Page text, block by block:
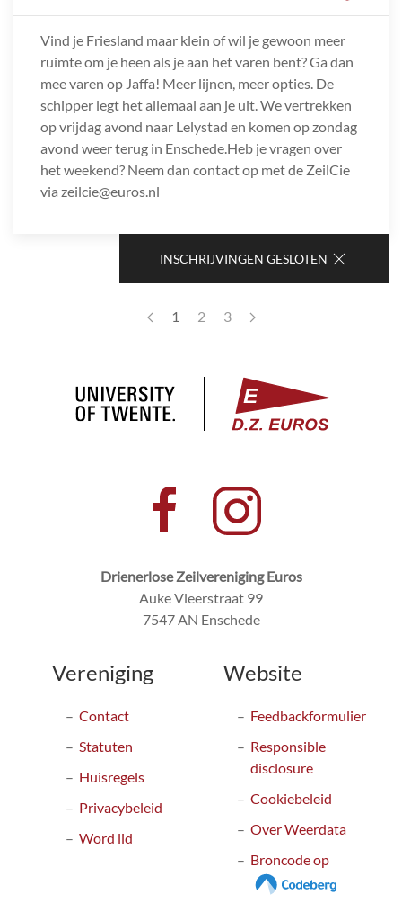
Vind je Friesland maar klein of wil je gewoon meer
ruimte om je heen als je aan het varen bent? Ga dan
mee varen op Jaffa! Meer lijnen, meer opties. De
schipper legt het allemaal aan je uit. We vertrekken
op vrijdag avond naar Lelystad en komen op zondag
avond weer terug in Enschede.Heb je vragen over
het weekend? Neem dan contact op met de ZeilCie
via zeilcie@euros.nl
INSCHRIJVINGEN GESLOTEN
1 2 3
Drienerlose Zeilvereniging Euros
Auke Vleerstraat 99
7547 AN Enschede
Vereniging
Contact
Statuten
Huisregels
Privacybeleid
Word lid
Website
Feedbackformulier
Responsible
disclosure
Cookiebeleid
Over Weerdata
Broncode op